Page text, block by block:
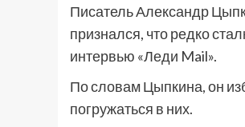
Писатель Александр
признался, что редко
интервью «Леди Mail».
По словам Цыпкина, он
погружаться в них.